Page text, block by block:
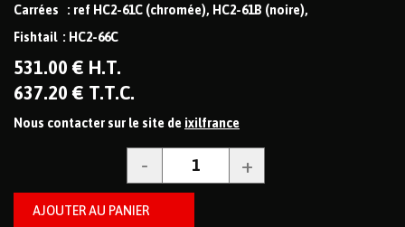
Carrées : ref HC2-61C (chromée), HC2-61B (noire),
Fishtail : HC2-66C
531.00 € H.T.
637.20 € T.T.C.
Nous contacter sur le site de ixilfrance